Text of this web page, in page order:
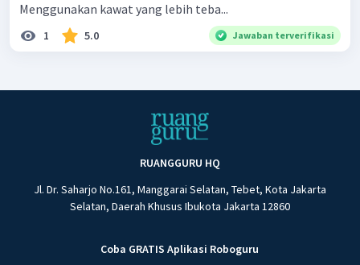
Menggunakan kawat yang lebih teba...
1 5.0 Jawaban terverifikasi
RUANGGURU HQ
Jl. Dr. Saharjo No.161, Manggarai Selatan, Tebet, Kota Jakarta
Selatan, Daerah Khusus Ibukota Jakarta 12860
Coba GRATIS Aplikasi Roboguru